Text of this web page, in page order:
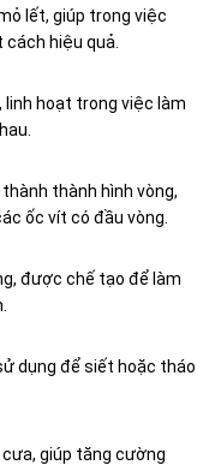
lết, giúp trong việc
hiệu quả.
linh hoạt trong việc làm
thành hình vòng,
ốc vít có đầu vòng.
được chế tạo để làm
dụng để siết hoặc tháo
giúp tăng cường